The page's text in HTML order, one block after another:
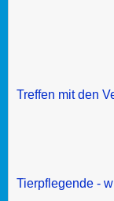
Treffen mit den
Tierpflegende -